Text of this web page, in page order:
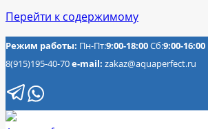
Перейти к содержимому
Режим работы: Пн-Пт:9:00-18:00Сб:9:00-16:00
8(915)195-40-70e-mail: zakaz@aquaperfect.ru